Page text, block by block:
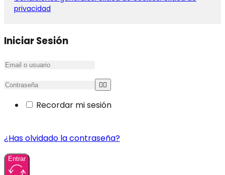
privacidad
Iniciar Sesión
Recordar mi sesión
¿Has olvidado la contraseña?
Entrar